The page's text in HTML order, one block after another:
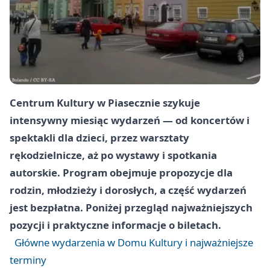
Centrum Kultury w Piasecznie szykuje
intensywny miesiąc wydarzeń — od koncertów i
spektakli dla dzieci, przez warsztaty
rękodzielnicze, aż po wystawy i spotkania
autorskie. Program obejmuje propozycje dla
rodzin, młodzieży i dorosłych, a część wydarzeń
jest bezpłatna. Poniżej przegląd najważniejszych
pozycji i praktyczne informacje o biletach.
Główne wydarzenia w Domu Kultury i najważniejsze
terminy